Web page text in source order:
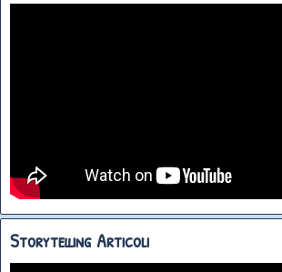
Storytelling Articoli